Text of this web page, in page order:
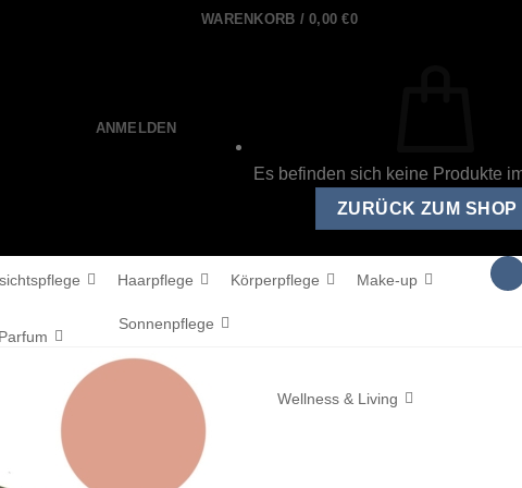
ANMELDEN
WARENKORB /0,00€0
Es befinden sich keine Produkte
ZURÜCK ZUM SHOP
Haarpflege Körperpflege Make-up
Parfum
Sonnenpflege
Wellness & Living